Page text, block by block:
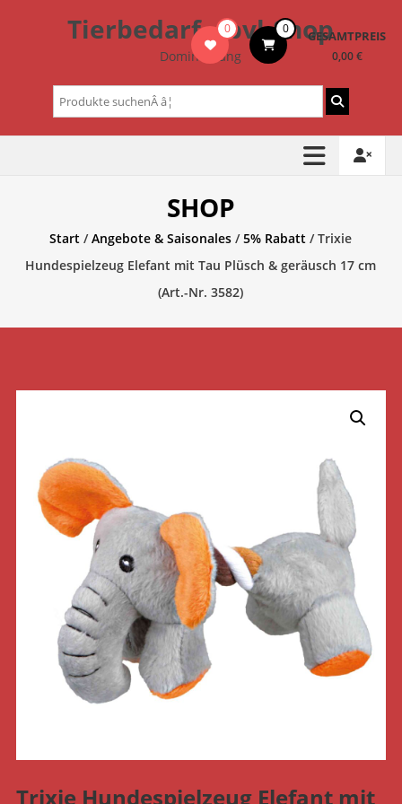
Tierbedarf – bvl-Shop
Dominik Lang
0 0 GESAMTPREIS
0,00 €
Suchen
nach:
SHOP
Start /Angebote & Saisonales /5% Rabatt / Trixie
Hundespielzeug Elefant mit Tau Plüsch & geräusch 17 cm
(Art.-Nr. 3582)
Trixie Hundespielzeug Elefant mit